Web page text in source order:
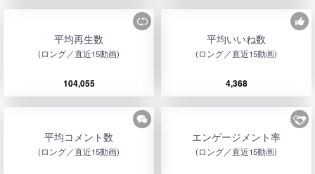
平均再生数
(ロング／直近15動画)
104,055
平均いいね数
(ロング／直近15動画)
4,368
平均コメント数
(ロング／直近15動画)
エンゲージメント率
(ロング／直近15動画)